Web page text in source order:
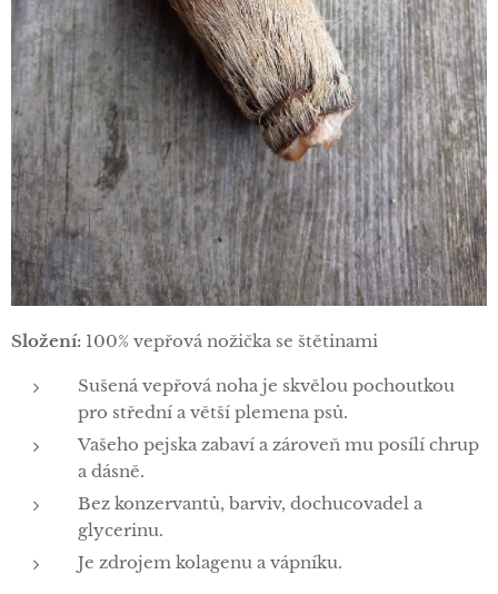
Složení: 100% vepřová nožička se štětinami
Sušená vepřová noha je skvělou pochoutkou
pro střední a větší plemena psů.
Vašeho pejska zabaví a zároveň mu posílí chrup
a dásně.
Bez konzervantů, barviv, dochucovadel a
glycerinu.
Je zdrojem kolagenu a vápníku.